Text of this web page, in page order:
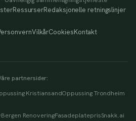
RessurserRedaksjonelle retningslinjer
VilkårCookiesKontakt
partnersider:
KristiansandOppussing Trondheim
Bergen RenoveringFasadeplateprisSnakk.ai